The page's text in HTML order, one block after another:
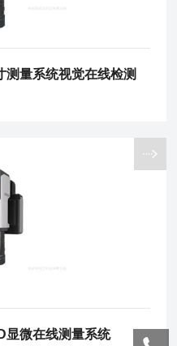
测量系统视觉在线检测
显微在线测量系统